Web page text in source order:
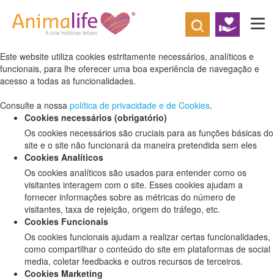
Defina as suas preferências de cookies
para este website.
Este website utiliza cookies estritamente necessários, analíticos e
funcionais, para lhe oferecer uma boa experiência de navegação e
acesso a todas as funcionalidades.
Consulte a nossa política de privacidade e de Cookies.
Cookies necessários (obrigatório)
Os cookies necessários são cruciais para as funções básicas do
site e o site não funcionará da maneira pretendida sem eles
Cookies Analíticos
Os cookies analíticos são usados para entender como os
visitantes interagem com o site. Esses cookies ajudam a
fornecer informações sobre as métricas do número de
visitantes, taxa de rejeição, origem do tráfego, etc.
Cookies Funcionais
Os cookies funcionais ajudam a realizar certas funcionalidades,
como compartilhar o conteúdo do site em plataformas de social
media, coletar feedbacks e outros recursos de terceiros.
Cookies Marketing